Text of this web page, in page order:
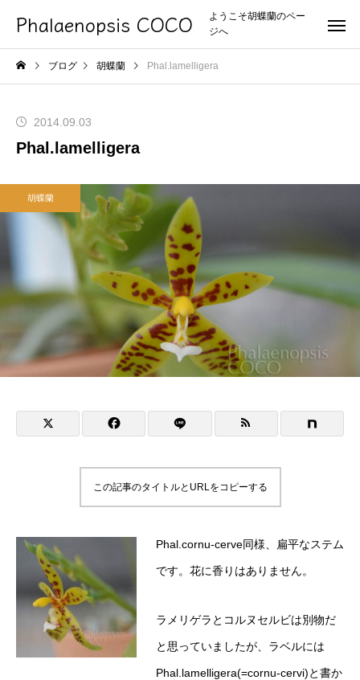
Phalaenopsis COCO
ようこそ胡蝶蘭のペー
ジへ
ブログ 胡蝶蘭 Phal.lamelligera
2014.09.03
Phal.lamelligera
胡蝶蘭
この記事のタイトルとURLをコピーする
Phal.cornu-cerve同様、扁平なステム
です。花に香りはありません。
ラメリゲラとコルヌセルビは別物だ
と思っていましたが、ラベルには
Phal.lamelligera(=cornu-cervi)と書か